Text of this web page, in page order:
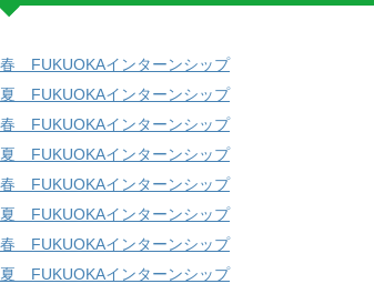
FUKUOKAインターンシップ
FUKUOKAインターンシップ
FUKUOKAインターンシップ
FUKUOKAインターンシップ
FUKUOKAインターンシップ
FUKUOKAインターンシップ
FUKUOKAインターンシップ
FUKUOKAインターンシップ